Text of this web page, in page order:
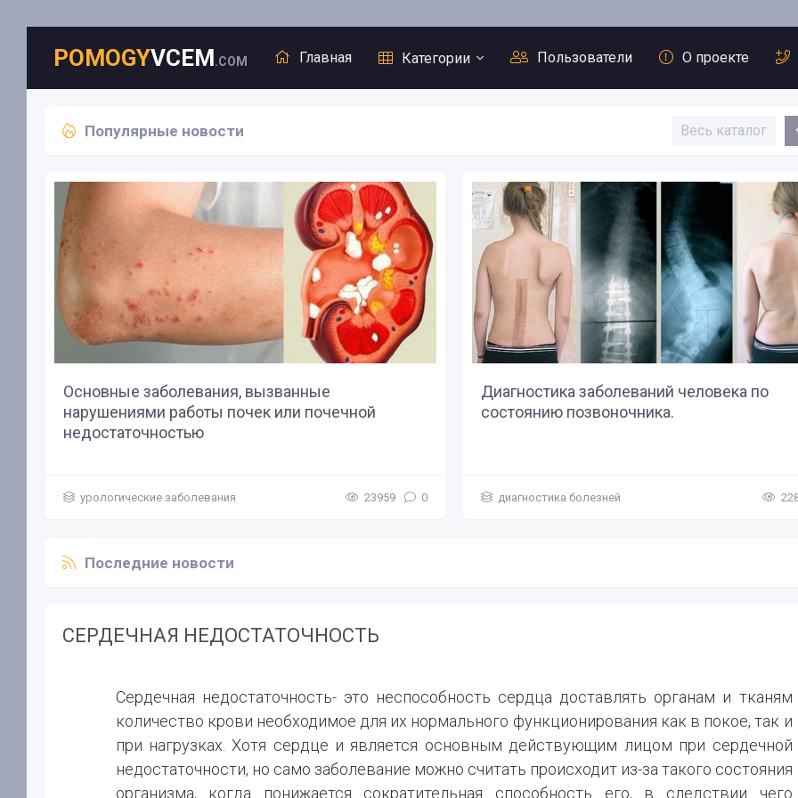
POMOGYVCEM.COM Главная Категории
Диетическое лечебное
питание
Путь к долголетию
Массажи
Очищение организма
Диагностика болезней
Пользователи О проекте
Популярные новости Весь каталог
Основные заболевания, вызванные
нарушениями работы почек или почечной
недостаточностью
урологические заболевания 23959 0
Диагностика заболеваний человека по
состоянию позвоночника.
диагностика болезней
Последние новости
СЕРДЕЧНАЯ НЕДОСТАТОЧНОСТЬ
Сердечная недостаточность- это неспособность сердца доставлять органам и тканям
количество крови необходимое для их нормального функционирования как в покое, так и
при нагрузках. Хотя сердце и является основным действующим лицом при сердечной
недостаточности, но само заболевание можно считать происходит из-за такого состояния
организма, когда понижается сократительная способность его, в следствии чего
Сердечно-
заболевания
Болезни глаз
заболевания
заболевания
Андрология
Лечение
Голодание
Путь к
Уход за